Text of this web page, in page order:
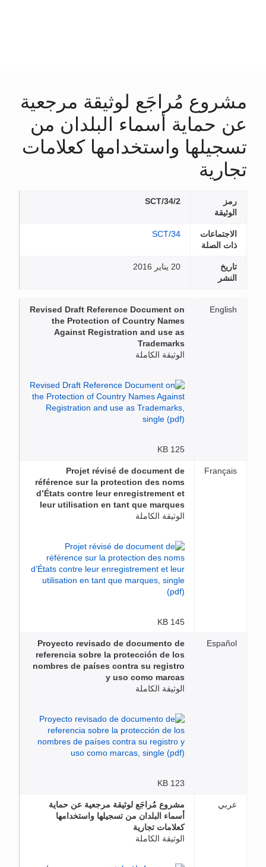
مشروع مُراجَع لوثيقة مرجعية
عن حماية أسماء البلدان من
تسجيلها واستخدامها كعلامات
تجارية
رمز
الوثيقة
SCT/34/2
الاجتماعات
ذات الصلة
SCT/34
تاريخ
النشر
20 يناير 2016
English
Revised Draft Reference Document on
the Protection of Country Names
Against Registration and use as
Trademarks
الوثيقة الكاملة
125 KB
Français
Projet révisé de document de
référence sur la protection des noms
d’États contre leur enregistrement et
leur utilisation en tant que marques
الوثيقة الكاملة
145 KB
Español
Proyecto revisado de documento de
referencia sobre la protección de los
nombres de países contra su registro
y uso como marcas
الوثيقة الكاملة
123 KB
عربي
مشروع مُراجَع لوثيقة مرجعية عن حماية
أسماء البلدان من تسجيلها واستخدامها
كعلامات تجارية
الوثيقة الكاملة